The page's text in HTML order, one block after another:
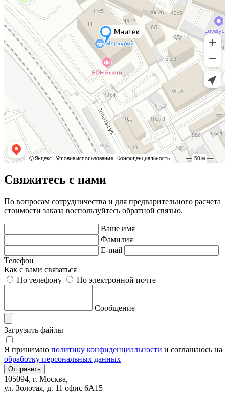
Свяжитесь с нами
По вопросам сотрудничества и для предварительного расчета
стоимости заказа воспользуйтесь обратной связью.
Ваше имя
Фамилия
E-mail
Телефон
Как с вами связаться
По телефону
По электронной почте
Сообщение
Загрузить файлы
Я принимаю политику конфиденциальности и соглашаюсь на
обработку персональных данных
105094, г. Москва,
ул. Золотая, д. 11 офис 6А15